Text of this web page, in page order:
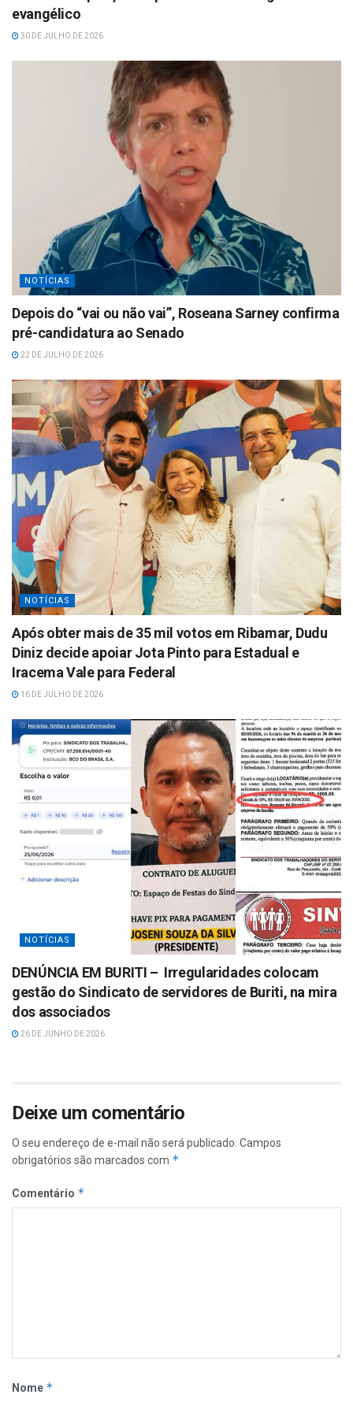
evangélico
30 DE JULHO DE 2026
NOTÍCIAS
Depois do “vai ou não vai”, Roseana Sarney confirma
pré-candidatura ao Senado
22 DE JULHO DE 2026
NOTÍCIAS
Após obter mais de 35 mil votos em Ribamar, Dudu
Diniz decide apoiar Jota Pinto para Estadual e
Iracema Vale para Federal
16 DE JULHO DE 2026
NOTÍCIAS
DENÚNCIA EM BURITI – Irregularidades colocam
gestão do Sindicato de servidores de Buriti, na mira
dos associados
26 DE JUNHO DE 2026
Deixe um comentário
O seu endereço de e-mail não será publicado. Campos
obrigatórios são marcados com *
Comentário *
Nome *